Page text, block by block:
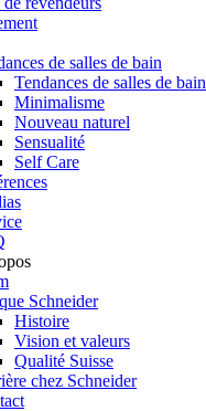
de salles de bain
Tendances de salles de bain
Minimalisme
Nouveau naturel
Sensualité
Self Care
Schneider
Histoire
Vision et valeurs
Qualité Suisse
chez Schneider